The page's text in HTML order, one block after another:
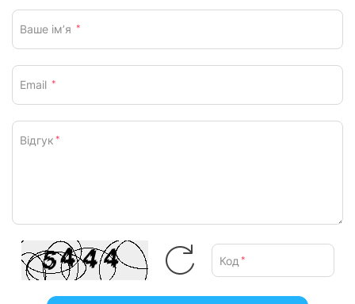
Ваше ім’я *
Email *
Відгук *
Код *